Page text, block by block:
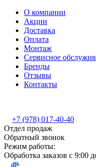
О компании
Акции
Доставка
Оплата
Монтаж
Сервисное
Бренды
Отзывы
Контакты
+7 (978) 017-40-40
Отдел продаж
Обратный звонок
Режим работы:
Обработка заказов с 9:00